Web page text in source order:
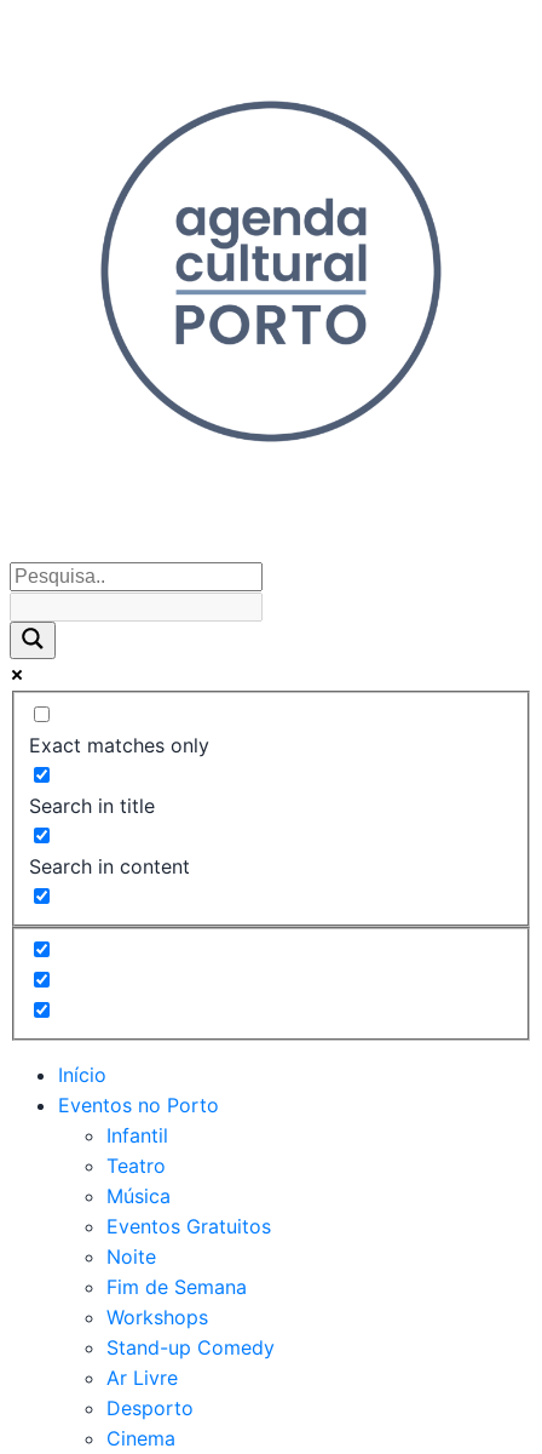
Exact matches only
Search in title
Search in content
Início
Eventos no Porto
Infantil
Teatro
Música
Eventos Gratuitos
Noite
Fim de Semana
Workshops
Stand-up Comedy
Ar Livre
Desporto
Cinema